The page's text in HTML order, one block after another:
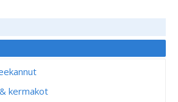
kermakot